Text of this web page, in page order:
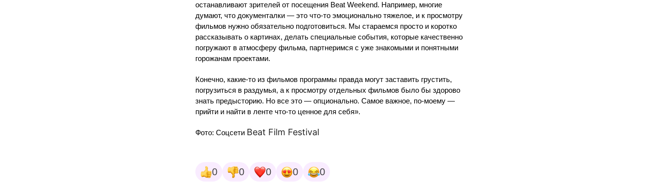
останавливают зрителей от посещения Beat Weekend. Например, многие
думают, что документалки — это что-то эмоционально тяжелое, и к просмотру
фильмов нужно обязательно подготовиться. Мы стараемся просто и коротко
рассказывать о картинах, делать специальные события, которые качественно
погружают в атмосферу фильма, партнеримся с уже знакомыми и понятными
горожанам проектами.
Конечно, какие-то из фильмов программы правда могут заставить грустить,
погрузиться в раздумья, а к просмотру отдельных фильмов было бы здорово
знать предысторию. Но все это — опционально. Самое важное, по-моему —
прийти и найти в ленте что-то ценное для себя».
Фото: Соцсети Beat Film Festival
0 0 0 0 0